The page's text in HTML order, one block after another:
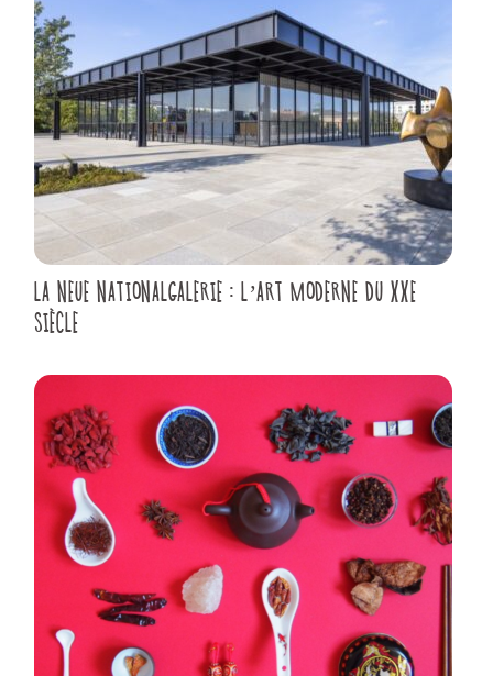
LA NEUE NATIONALGALERIE : L’ART MODERNE DU XXE
SIÈCLE